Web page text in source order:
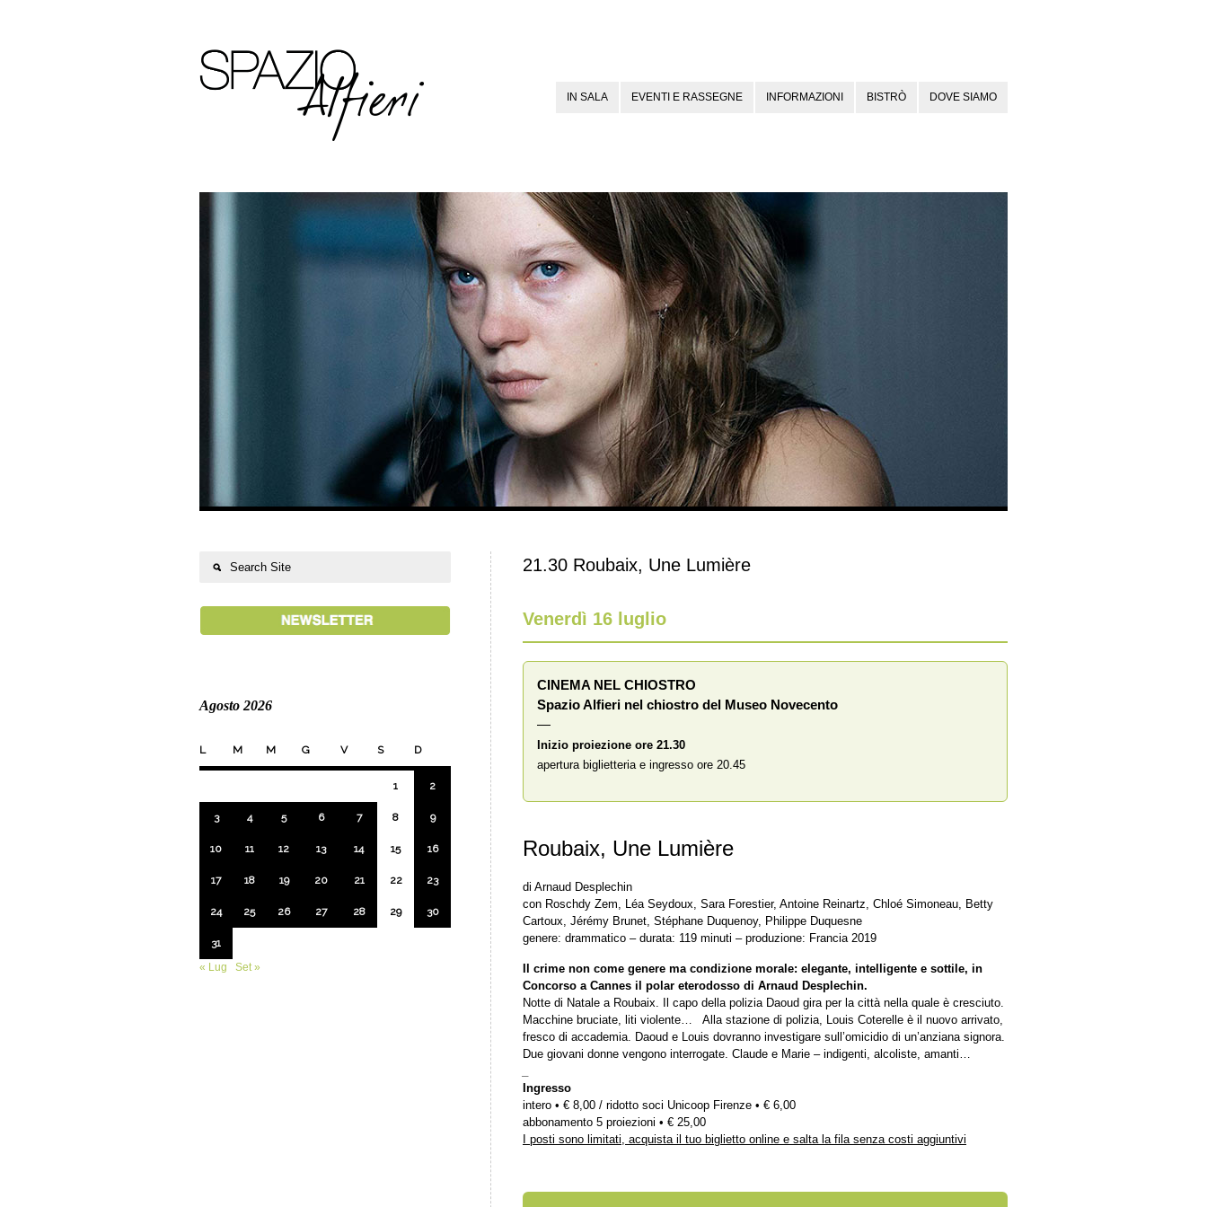
IN SALA EVENTI E RASSEGNE INFORMAZIONI BISTRÒ DOVE SIAMO
21.30 Roubaix, Une Lumière
Venerdì 16 luglio
CINEMA NEL CHIOSTRO
Spazio Alfieri nel chiostro del Museo Novecento
—
Inizio proiezione ore 21.30
apertura biglietteria e ingresso ore 20.45
Roubaix, Une Lumière
di Arnaud Desplechin
con Roschdy Zem, Léa Seydoux, Sara Forestier, Antoine Reinartz, Chloé Simoneau, Betty
Cartoux, Jérémy Brunet, Stéphane Duquenoy, Philippe Duquesne
genere: drammatico – durata: 119 minuti – produzione: Francia 2019
Il crime non come genere ma condizione morale: elegante, intelligente e sottile, in
Concorso a Cannes il polar eterodosso di Arnaud Desplechin.
Notte di Natale a Roubaix. Il capo della polizia Daoud gira per la città nella quale è cresciuto.
Macchine bruciate, liti violente… Alla stazione di polizia, Louis Coterelle è il nuovo arrivato,
fresco di accademia. Daoud e Louis dovranno investigare sull’omicidio di un’anziana signora.
Due giovani donne vengono interrogate. Claude e Marie – indigenti, alcoliste, amanti…
Ingresso
intero • € 8,00 / ridotto soci Unicoop Firenze • € 6,00
abbonamento 5 proiezioni • € 25,00
I posti sono limitati, acquista il tuo biglietto online e salta la fila senza costi aggiuntivi
Agosto 2026
L M M G V S D
1 2
3 4 5 6 7 8 9
10 11 12 13 14 15 16
17 18 19 20 21 22 23
24 25 26 27 28 29 30
31
« Lug
Set »